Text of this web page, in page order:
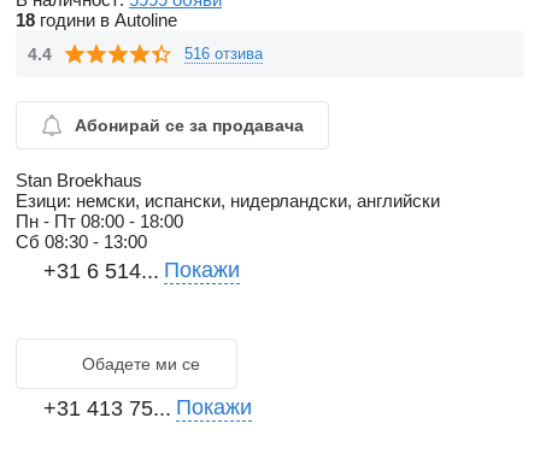
18 години в Autoline
4.4 516 отзива
Абонирай се за продавача
Stan Broekhaus
Езици: немски, испански, нидерландски, английски
Пн - Пт 08:00 - 18:00
Сб 08:30 - 13:00
+31 6 514... Покажи
Обадете ми се
+31 413 75... Покажи